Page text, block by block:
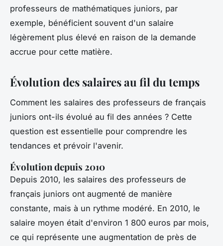
professeurs de mathématiques juniors, par
exemple, bénéficient souvent d'un salaire
légèrement plus élevé en raison de la demande
accrue pour cette matière.
Évolution des salaires au fil du temps
Comment les salaires des professeurs de français
juniors ont-ils évolué au fil des années ? Cette
question est essentielle pour comprendre les
tendances et prévoir l'avenir.
Évolution depuis 2010
Depuis 2010, les salaires des professeurs de
français juniors ont augmenté de manière
constante, mais à un rythme modéré. En 2010, le
salaire moyen était d'environ 1 800 euros par mois,
ce qui représente une augmentation de près de